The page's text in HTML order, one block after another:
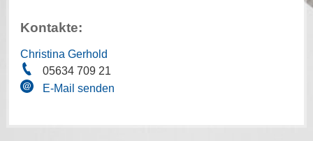
Kontakte:
Christina Gerhold
05634 709 21
E-Mail senden